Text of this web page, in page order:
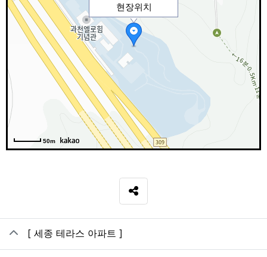
현장위치
50m
SNS 공유
관련자료
[ 세종 테라스 아파트 ]